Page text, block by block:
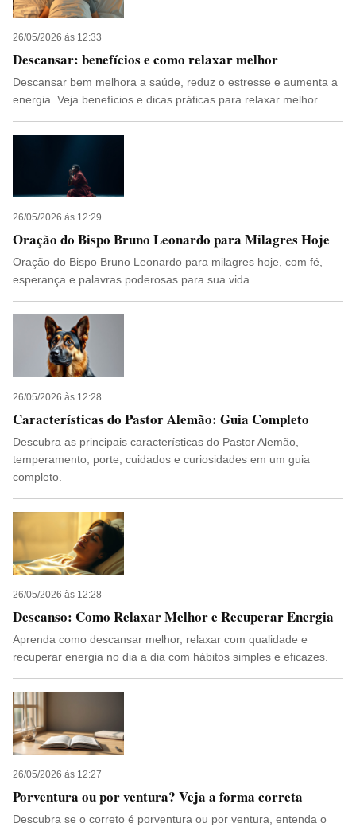
26/05/2026 às 12:33
Descansar: benefícios e como relaxar melhor
Descansar bem melhora a saúde, reduz o estresse e aumenta a
energia. Veja benefícios e dicas práticas para relaxar melhor.
26/05/2026 às 12:29
Oração do Bispo Bruno Leonardo para Milagres Hoje
Oração do Bispo Bruno Leonardo para milagres hoje, com fé,
esperança e palavras poderosas para sua vida.
26/05/2026 às 12:28
Características do Pastor Alemão: Guia Completo
Descubra as principais características do Pastor Alemão,
temperamento, porte, cuidados e curiosidades em um guia
completo.
26/05/2026 às 12:28
Descanso: Como Relaxar Melhor e Recuperar Energia
Aprenda como descansar melhor, relaxar com qualidade e
recuperar energia no dia a dia com hábitos simples e eficazes.
26/05/2026 às 12:27
Porventura ou por ventura? Veja a forma correta
Descubra se o correto é porventura ou por ventura, entenda o